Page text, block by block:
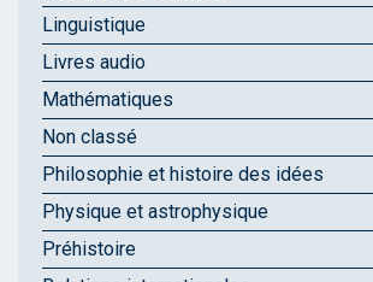
Linguistique
Livres audio
Mathématiques
Non classé
Philosophie et histoire des idées
Physique et astrophysique
Préhistoire